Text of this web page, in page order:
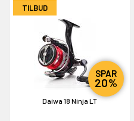
TILBUD
SPAR
20%
Daiwa 18 Ninja LT